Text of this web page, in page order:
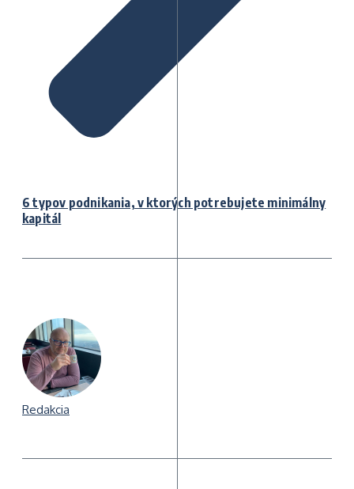
6 typov podnikania, v ktorých potrebujete minimálny
kapitál
Redakcia